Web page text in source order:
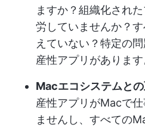
ますか？組織化され
労していませんか？
えていない？特定の
産性アプリがあります
Macエコシステムと
産性アプリがMacで
ませんし、すべての